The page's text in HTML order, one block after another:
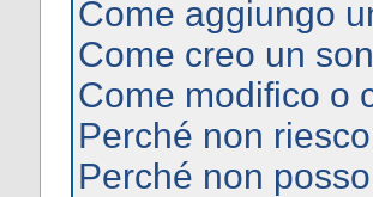
Come aggiungo
Come creo un
Come modifico o
Perché non
Perché non